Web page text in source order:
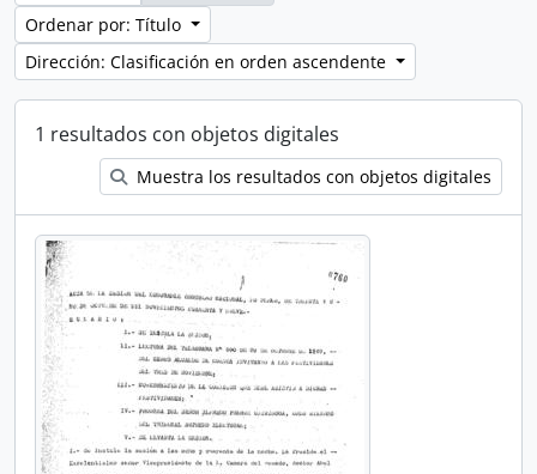
Ordenar por: Título
Dirección: Clasificación en orden ascendente
1 resultados con objetos digitales
Muestra los resultados con objetos digitales